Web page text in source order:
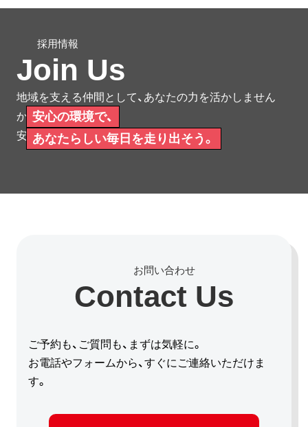
Join Us
地域を支える仲間として、あなたの力を活かしません
か。
安心して働ける環境をご用意しています。
安心の環境で、
あなたらしい毎日を走り出そう。
Contact Us
ご予約も、ご質問も、まずは気軽に。
お電話やフォームから、すぐにご連絡いただけま
す。